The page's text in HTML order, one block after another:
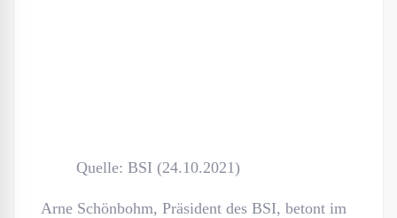
Quelle: BSI (24.10.2021)
Arne Schönbohm, Präsident des BSI, betont im